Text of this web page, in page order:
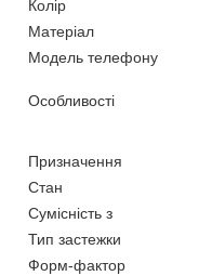
Колір
Матеріал
Модель телефону
Особливості
Призначення
Стан
Сумісність з
Тип застежки
Форм-фактор